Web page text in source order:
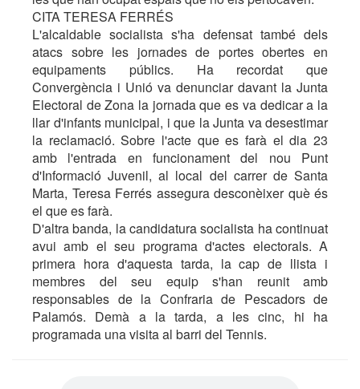
CITA TERESA FERRÉS
L'alcaldable socialista s'ha defensat també dels
atacs sobre les jornades de portes obertes en
equipaments públics. Ha recordat que
Convergència i Unió va denunciar davant la Junta
Electoral de Zona la jornada que es va dedicar a la
llar d'infants municipal, i que la Junta va desestimar
la reclamació. Sobre l'acte que es farà el dia 23
amb l'entrada en funcionament del nou Punt
d'Informació Juvenil, al local del carrer de Santa
Marta, Teresa Ferrés assegura desconèixer què és
el que es farà.
D'altra banda, la candidatura socialista ha continuat
avui amb el seu programa d'actes electorals. A
primera hora d'aquesta tarda, la cap de llista i
membres del seu equip s'han reunit amb
responsables de la Confraria de Pescadors de
Palamós. Demà a la tarda, a les cinc, hi ha
programada una visita al barri del Tennis.